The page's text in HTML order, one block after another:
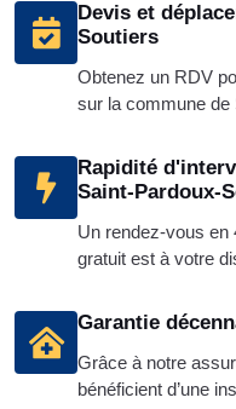
Devis et
Soutiers
Obtenez un RDV
sur la commune de
Rapidité
Saint-Pardoux-
Un rendez-vous en
gratuit est à votre
Garantie
Grâce à notre
bénéficient d’une